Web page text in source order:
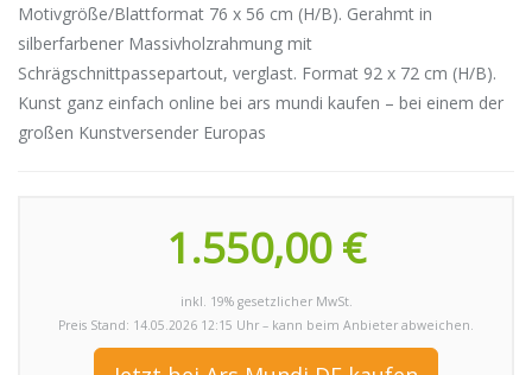
Motivgröße/Blattformat 76 x 56 cm (H/B). Gerahmt in
silberfarbener Massivholzrahmung mit
Schrägschnittpassepartout, verglast. Format 92 x 72 cm (H/B).
Kunst ganz einfach online bei ars mundi kaufen – bei einem der
großen Kunstversender Europas
1.550,00 €
inkl. 19% gesetzlicher MwSt.
Preis Stand: 14.05.2026 12:15 Uhr – kann beim Anbieter abweichen.